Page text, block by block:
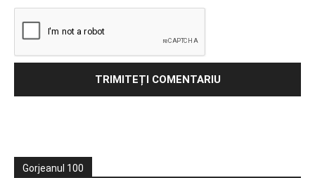
Gorjeanul 100